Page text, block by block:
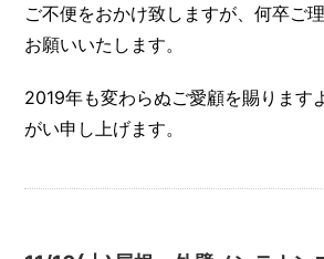
ご不便をおかけ致しますが、何卒ご
お願いいたします。
2019年も変わらぬご愛顧を賜ります
がい申し上げます。